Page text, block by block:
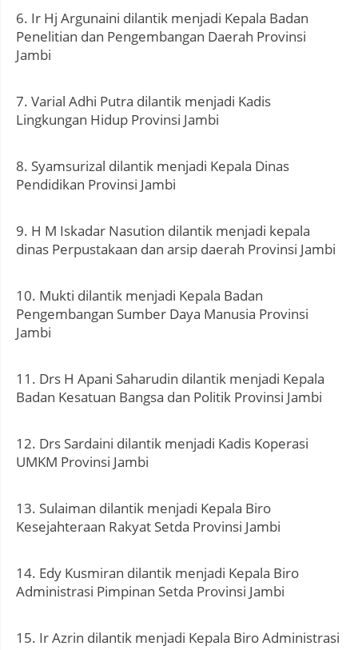
6. Ir Hj Argunaini dilantik menjadi Kepala Badan
Penelitian dan Pengembangan Daerah Provinsi
Jambi
7. Varial Adhi Putra dilantik menjadi Kadis
Lingkungan Hidup Provinsi Jambi
8. Syamsurizal dilantik menjadi Kepala Dinas
Pendidikan Provinsi Jambi
9. H M Iskadar Nasution dilantik menjadi kepala
dinas Perpustakaan dan arsip daerah Provinsi Jambi
10. Mukti dilantik menjadi Kepala Badan
Pengembangan Sumber Daya Manusia Provinsi
Jambi
11. Drs H Apani Saharudin dilantik menjadi Kepala
Badan Kesatuan Bangsa dan Politik Provinsi Jambi
12. Drs Sardaini dilantik menjadi Kadis Koperasi
UMKM Provinsi Jambi
13. Sulaiman dilantik menjadi Kepala Biro
Kesejahteraan Rakyat Setda Provinsi Jambi
14. Edy Kusmiran dilantik menjadi Kepala Biro
Administrasi Pimpinan Setda Provinsi Jambi
15. Ir Azrin dilantik menjadi Kepala Biro Administrasi